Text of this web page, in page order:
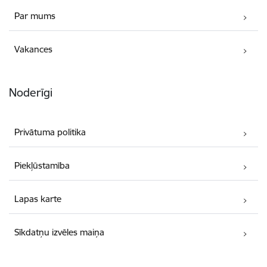
Par mums
Vakances
Noderīgi
Privātuma politika
Piekļūstamība
Lapas karte
Sīkdatņu izvēles maiņa